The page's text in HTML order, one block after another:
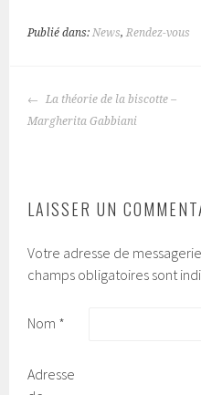
Publié dans:News,Rendez-vous
NAVIGATION
La théorie de la biscotte –
Margherita Gabbiani
LAISSER UN
Votre adresse de
champs obligatoires sont
Nom *
Adresse